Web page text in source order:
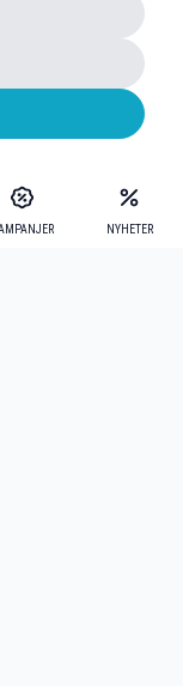
NYHETER